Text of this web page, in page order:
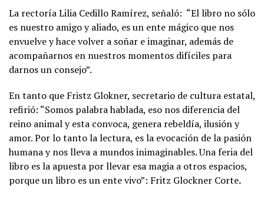
La rectoría Lilia Cedillo Ramírez, señaló: “El libro no sólo
es nuestro amigo y aliado, es un ente mágico que nos
envuelve y hace volver a soñar e imaginar, además de
acompañarnos en nuestros momentos difíciles para
darnos un consejo”.
En tanto que Fristz Glokner, secretario de cultura estatal,
refirió: “Somos palabra hablada, eso nos diferencia del
reino animal y esta convoca, genera rebeldía, ilusión y
amor. Por lo tanto la lectura, es la evocación de la pasión
humana y nos lleva a mundos inimaginables. Una feria del
libro es la apuesta por llevar esa magia a otros espacios,
porque un libro es un ente vivo”: Fritz Glockner Corte.